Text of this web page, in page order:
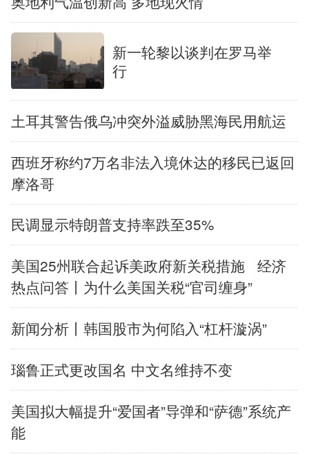
新一轮黎以谈判在罗马举
行
土耳其警告俄乌冲突外溢威胁黑海民用航运
西班牙称约7万名非法入境休达的移民已返回
摩洛哥
民调显示特朗普支持率跌至35%
美国25州联合起诉美政府新关税措施
经济
热点问答丨为什么美国关税“官司缠身”
新闻分析丨韩国股市为何陷入“杠杆漩涡”
瑙鲁正式更改国名 中文名维持不变
美国拟大幅提升“爱国者”导弹和“萨德”系统产
能